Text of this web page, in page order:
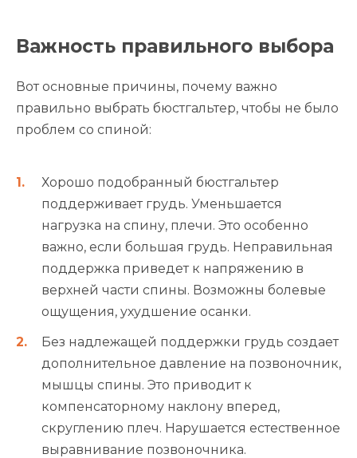
Важность правильного выбора
Вот основные причины, почему важно
правильно выбрать бюстгальтер, чтобы не было
проблем со спиной:
Хорошо подобранный бюстгальтер
поддерживает грудь. Уменьшается
нагрузка на спину, плечи. Это особенно
важно, если большая грудь. Неправильная
поддержка приведет к напряжению в
верхней части спины. Возможны болевые
ощущения, ухудшение осанки.
Без надлежащей поддержки грудь создает
дополнительное давление на позвоночник,
мышцы спины. Это приводит к
компенсаторному наклону вперед,
скруглению плеч. Нарушается естественное
выравнивание позвоночника.